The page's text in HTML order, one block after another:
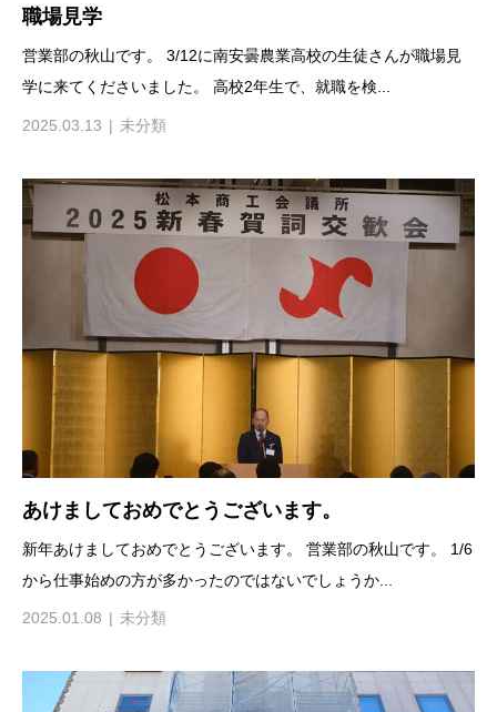
職場見学
営業部の秋山です。 3/12に南安曇農業高校の生徒さんが職場見
学に来てくださいました。 高校2年生で、就職を検...
2025.03.13 未分類
あけましておめでとうございます。
新年あけましておめでとうございます。 営業部の秋山です。 1/6
から仕事始めの方が多かったのではないでしょうか...
2025.01.08 未分類